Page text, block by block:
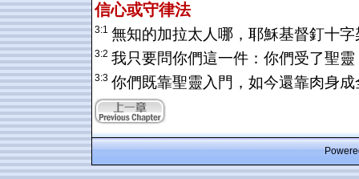
信心或守律法
3:1 無知的加拉太人哪，耶穌基督釘十
3:2 我只要問你們這一件：你們受了聖
3:3 你們既靠聖靈入門，如今還靠肉身